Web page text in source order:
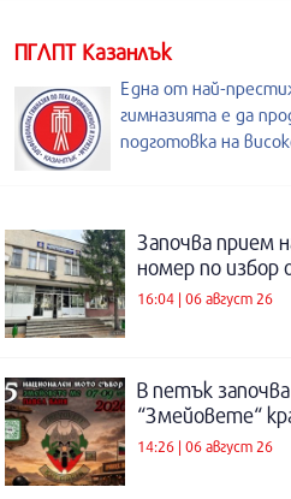
ПГЛПТ Казанлък
Една от най-
гимназията е да
подготовка на
Започва прием
номер по
16:04 | 06 август 26
В петък
“Змейовете“
14:26 | 06 август 26